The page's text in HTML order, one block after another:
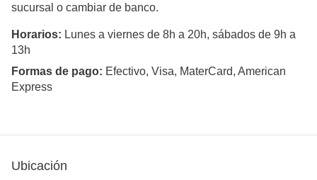
sucursal o cambiar de banco.
Horarios: Lunes a viernes de 8h a 20h, sábados de 9h a
13h
Formas de pago: Efectivo, Visa, MaterCard, American
Express
Ubicación